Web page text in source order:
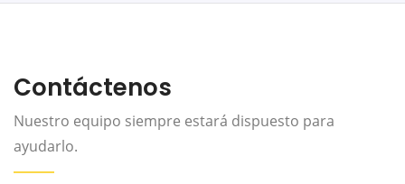
Contáctenos
Nuestro equipo siempre estará dispuesto para
ayudarlo.